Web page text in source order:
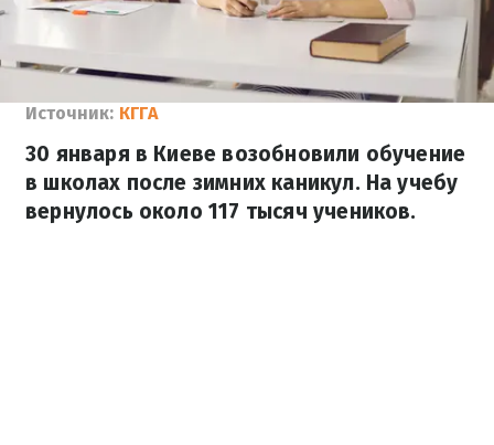
Источник: КГГА
30 января в Киеве возобновили обучение
в школах после зимних каникул. На учебу
вернулось около 117 тысяч учеников.